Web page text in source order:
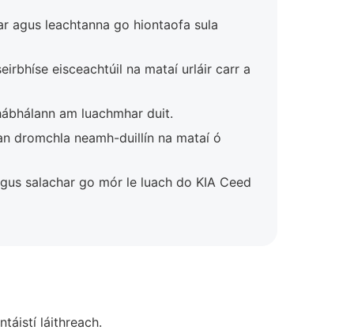
agus leachtanna go hiontaofa sula
eisceachtúil na mataí urláir carr a
am luachmhar duit.
dromchla neamh-duillín na mataí ó
salachar go mór le luach do KIA Ceed
láithreach.